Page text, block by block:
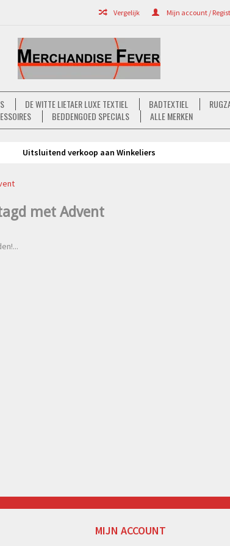
Mijn account /
Vergelijk
DE WITTE LIETAER LUXE TEXTIEL BADTEXTIEL
BEDDENGOED SPECIALS ALLE MERKEN
Uitsluitend verkoop aan Winkeliers
met Advent
MIJN ACCOUNT